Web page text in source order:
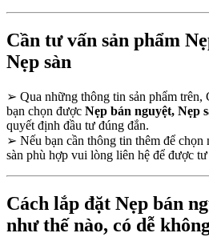
Cần tư vấn sản phẩm
Nẹp sàn
➢ Qua những thông tin sản phẩm
bạn chọn được Nẹp bán nguyệt, Nẹp
quyết định đầu tư đúng đắn.
➢ Nếu bạn cần thông tin thêm để
sàn phù hợp vui lòng liên hệ để được
Cách lắp đặt Nẹp bán
như thế nào, có dễ